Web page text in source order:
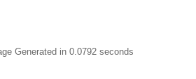
Generated in 0.0792 seconds